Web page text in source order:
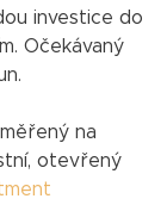
investice do
Očekávaný
na
otevřený